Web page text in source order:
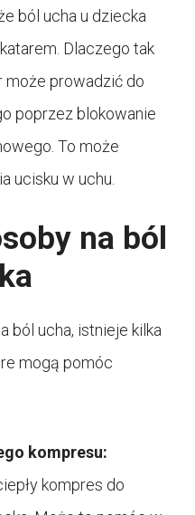
ból ucha u dziecka
Dlaczego tak
może prowadzić do
poprzez blokowanie
To może
ucisku w uchu.
na ból
ból ucha, istnieje kilka
mogą pomóc
kompresu:
kompres do